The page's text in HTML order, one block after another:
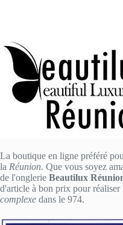
La boutique en ligne préféré
la Réunion. Que vous soyez
de l'onglerie Beautilux
d'article à bon prix pour réaliser
complexe dans le 974.